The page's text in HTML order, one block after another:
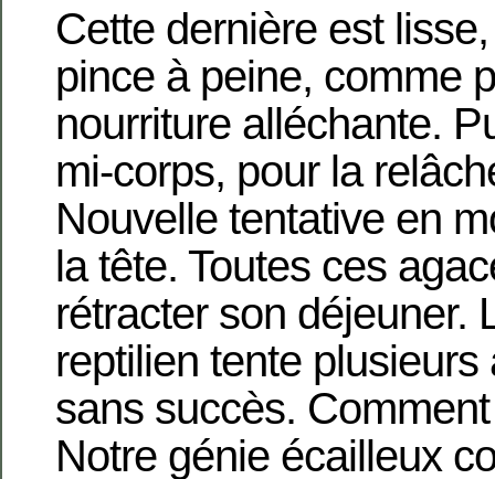
Cette dernière est
pince à peine, comme
nourriture alléchante.
mi-corps, pour la
Nouvelle tentative en
la tête. Toutes ces
rétracter son déjeuner.
reptilien tente plusieurs
sans succès. Comment
Notre génie écailleux